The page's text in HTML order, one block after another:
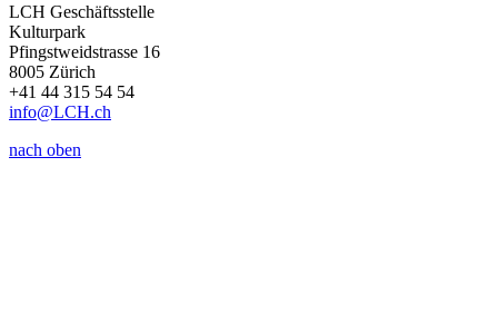
LCH Geschäftsstelle
Kulturpark
Pfingstweidstrasse 16
8005 Zürich
+41 44 315 54 54
info@LCH.ch
nach oben